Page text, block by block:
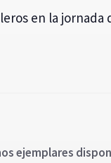
en la jornada
ejemplares